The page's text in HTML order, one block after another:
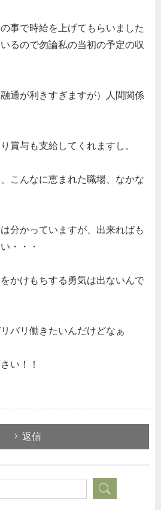
事で時給を上げてもらいました
るので勿論私の当初の予定の収
通が利きすぎますが）人間関係
賞与も支給してくれますし。
こんなに恵まれた職場、なかな
分かっていますが、出来ればも
・・・
かけもちする勇気は出ないんで
バリ働きたいんだけどなぁ
い！！
返信